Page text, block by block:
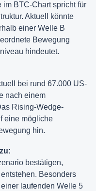
BTC-Chart spricht für
Aktuell könnte
einer Welle B
Bewegung
hindeutet.
bei rund 67.000 US-
nach einem
Rising-Wedge-
eine mögliche
hin.
bestätigen,
Besonders
laufenden Welle 5